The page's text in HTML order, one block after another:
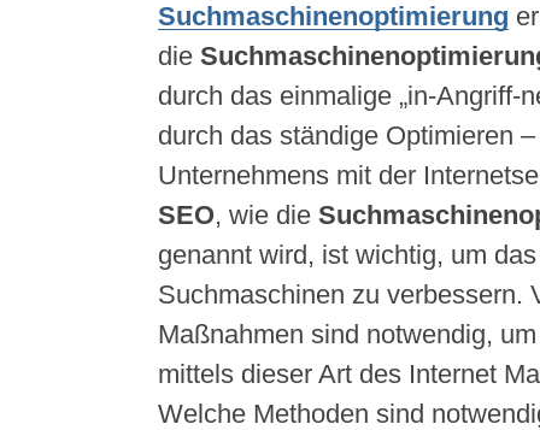
Suchmaschinenoptimierung
die
durch das einmalige „in-Angriff-
durch das ständige Optimieren
Unternehmens mit der
SEO, wie die
genannt wird, ist wichtig, um
Suchmaschinen zu verbessern.
Maßnahmen sind notwendig,
mittels dieser Art des Internet
Welche Methoden sind